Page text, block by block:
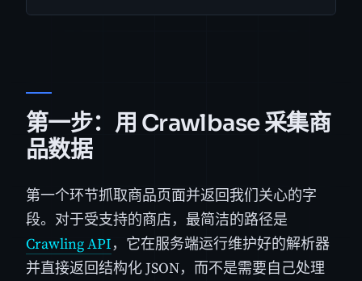
第一步：用 Crawlbase 采集商
品数据
第一个环节抓取商品页面并返回我们关心的字
段。对于受支持的商店，最简洁的路径是
Crawling API，它在服务端运行维护好的解析器
并直接返回结构化 JSON，而不是需要自己处理